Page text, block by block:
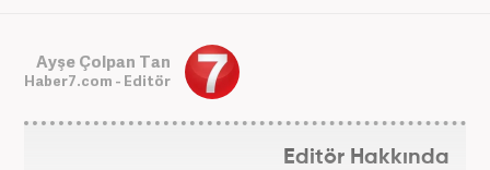
Ayşe Çolpan Tan
Haber7.com - Editör
Editör Hakkında